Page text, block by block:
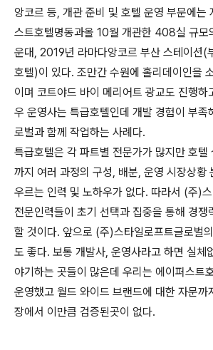
앙코르 등, 개관 준비 및 호텔 운영 부문에는
스트호텔명동과올 10월 개관한 408실 규모
운대, 2019년 라마다앙코르 부산 스테이션(
호텔)이 있다. 조만간 수원에 홀리데이인을
이며 코트야드 바이 메리어트 광교도 진행하
우 운영사는 특급호텔인데 개발 경험이 부족
로벌과 함께 작업하는 사례다.
특급호텔은 각 파트별 전문가가 많지만 호텔
까지 여러 과정의 구성, 배분, 운영 시장상황
우르는 인력 및 노하우가 없다. 따라서 (주)
전문인력들이 초기 선택과 집중을 통해 경쟁
할 것이다. 앞으로 (주)스타일로프트글로벌
도 좋다. 보통 개발사, 운영사라고 하면 실체
야기하는 곳들이 많은데 우리는 에이퍼스트
운영했고 월드 와이 드 브랜드에 대한 자문까
장에서 이만큼 검증된곳이 없다.